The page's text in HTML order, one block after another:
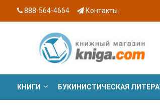
888-564-4664 Контакты
КНИГИ БУКИНИСТИЧЕСКАЯ